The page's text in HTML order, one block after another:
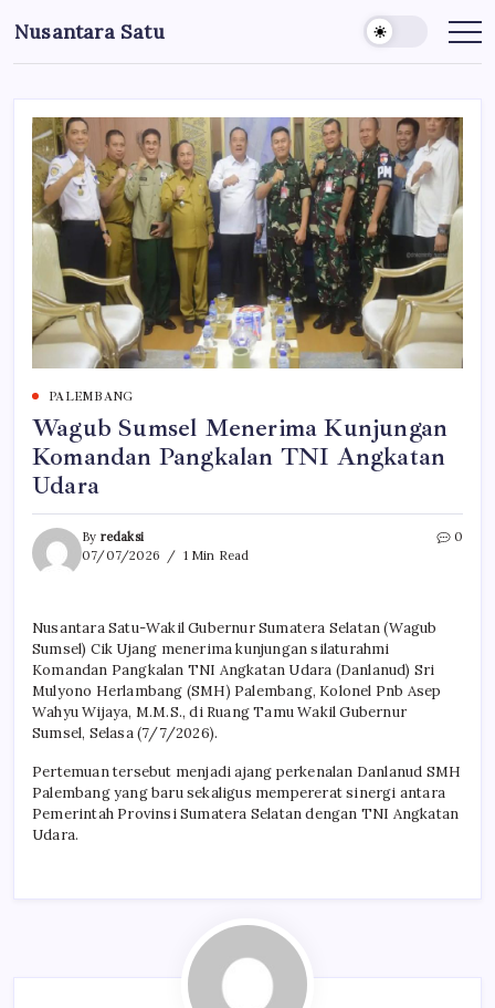
to
content
Nusantara Satu
Berita
Nusantara
PALEMBANG
Wagub Sumsel Menerima Kunjungan
Komandan Pangkalan TNI Angkatan
Udara
By redaksi
07/07/2026
1 Min Read
0
Nusantara Satu-Wakil Gubernur Sumatera Selatan (Wagub
Sumsel) Cik Ujang menerima kunjungan silaturahmi
Komandan Pangkalan TNI Angkatan Udara (Danlanud) Sri
Mulyono Herlambang (SMH) Palembang, Kolonel Pnb Asep
Wahyu Wijaya, M.M.S., di Ruang Tamu Wakil Gubernur
Sumsel, Selasa (7/7/2026).
Pertemuan tersebut menjadi ajang perkenalan Danlanud SMH
Palembang yang baru sekaligus mempererat sinergi antara
Pemerintah Provinsi Sumatera Selatan dengan TNI Angkatan
Udara.